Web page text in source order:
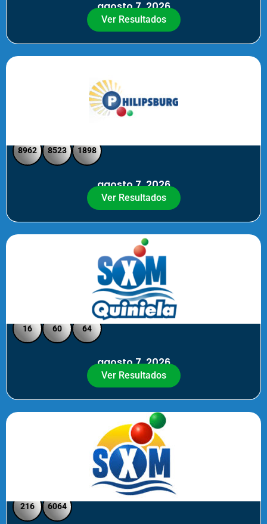
agosto 7, 2026
Ver Resultados
8962 8523 1898
agosto 7, 2026
Ver Resultados
Quiniela SXM - Noche
16 60 64
agosto 7, 2026
Ver Resultados
SXM Noche - Pick 3 Pick 4
216 6064